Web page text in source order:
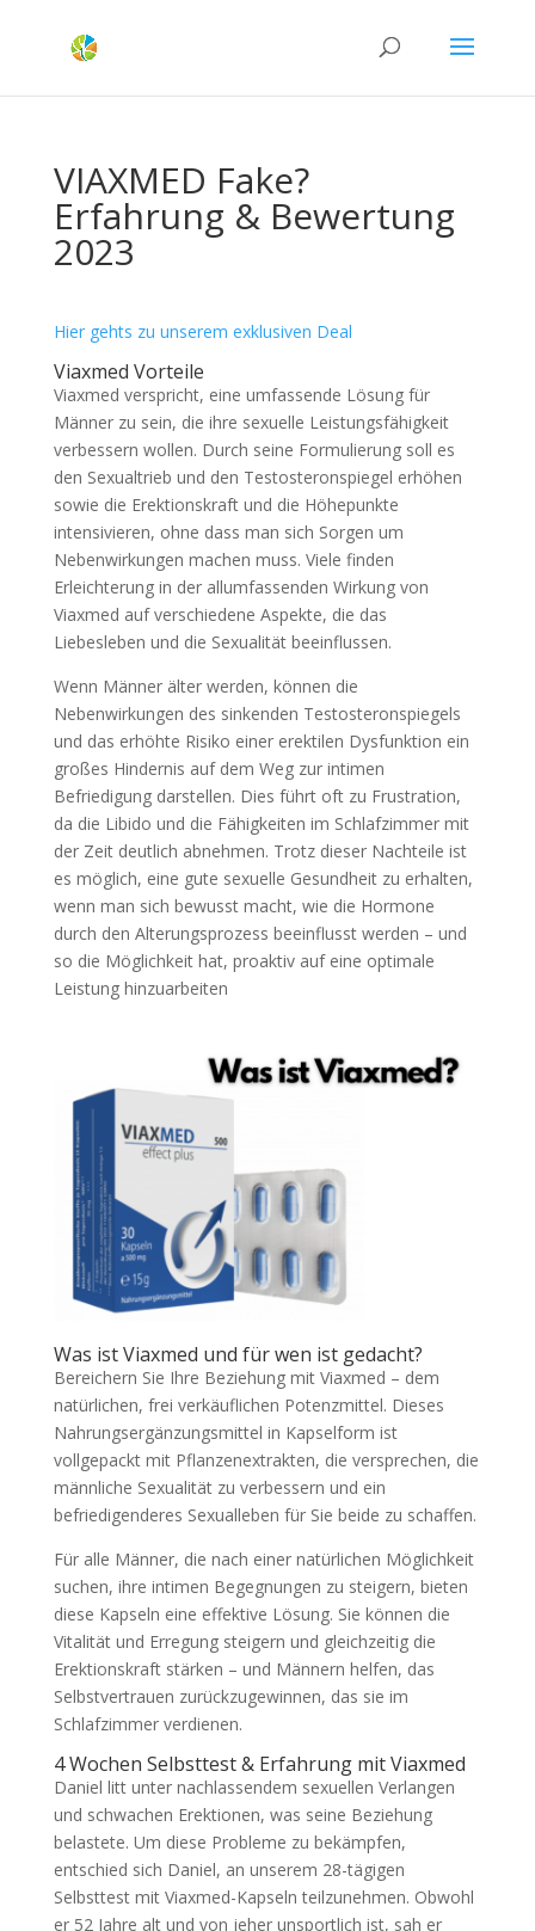
VIAXMED Fake?
Erfahrung & Bewertung
2023
Hier gehts zu unserem exklusiven Deal
Viaxmed Vorteile
Viaxmed verspricht, eine umfassende Lösung für
Männer zu sein, die ihre sexuelle Leistungsfähigkeit
verbessern wollen. Durch seine Formulierung soll es
den Sexualtrieb und den Testosteronspiegel erhöhen
sowie die Erektionskraft und die Höhepunkte
intensivieren, ohne dass man sich Sorgen um
Nebenwirkungen machen muss. Viele finden
Erleichterung in der allumfassenden Wirkung von
Viaxmed auf verschiedene Aspekte, die das
Liebesleben und die Sexualität beeinflussen.
Wenn Männer älter werden, können die
Nebenwirkungen des sinkenden Testosteronspiegels
und das erhöhte Risiko einer erektilen Dysfunktion ein
großes Hindernis auf dem Weg zur intimen
Befriedigung darstellen. Dies führt oft zu Frustration,
da die Libido und die Fähigkeiten im Schlafzimmer mit
der Zeit deutlich abnehmen. Trotz dieser Nachteile ist
es möglich, eine gute sexuelle Gesundheit zu erhalten,
wenn man sich bewusst macht, wie die Hormone
durch den Alterungsprozess beeinflusst werden – und
so die Möglichkeit hat, proaktiv auf eine optimale
Leistung hinzuarbeiten
Was ist Viaxmed und für wen ist gedacht?
Bereichern Sie Ihre Beziehung mit Viaxmed – dem
natürlichen, frei verkäuflichen Potenzmittel. Dieses
Nahrungsergänzungsmittel in Kapselform ist
vollgepackt mit Pflanzenextrakten, die versprechen, die
männliche Sexualität zu verbessern und ein
befriedigenderes Sexualleben für Sie beide zu schaffen.
Für alle Männer, die nach einer natürlichen Möglichkeit
suchen, ihre intimen Begegnungen zu steigern, bieten
diese Kapseln eine effektive Lösung. Sie können die
Vitalität und Erregung steigern und gleichzeitig die
Erektionskraft stärken – und Männern helfen, das
Selbstvertrauen zurückzugewinnen, das sie im
Schlafzimmer verdienen.
4 Wochen Selbsttest & Erfahrung mit Viaxmed
Daniel litt unter nachlassendem sexuellen Verlangen
und schwachen Erektionen, was seine Beziehung
belastete. Um diese Probleme zu bekämpfen,
entschied sich Daniel, an unserem 28-tägigen
Selbsttest mit Viaxmed-Kapseln teilzunehmen. Obwohl
er 52 Jahre alt und von jeher unsportlich ist, sah er